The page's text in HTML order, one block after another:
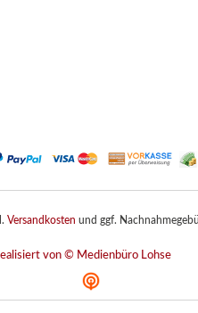
Versandkosten und ggf.
von © Medienbüro Lohse